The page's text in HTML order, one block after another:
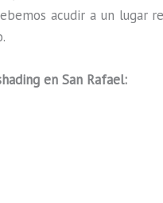
acudir a un lugar
en San Rafael: